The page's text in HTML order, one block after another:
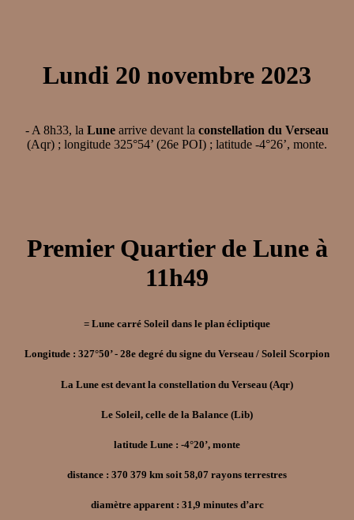
Lundi 20 novembre 2023
- A 8h33, la Lune arrive devant la constellation du Verseau
(Aqr) ; longitude 325°54’ (26e POI) ; latitude -4°26’, monte.
Premier Quartier de Lune à
11h49
= Lune carré Soleil dans le plan écliptique
Longitude : 327°50’ - 28e degré du signe du Verseau / Soleil Scorpion
La Lune est devant la constellation du Verseau (Aqr)
Le Soleil, celle de la Balance (Lib)
latitude Lune : -4°20’, monte
distance : 370 379 km soit 58,07 rayons terrestres
diamètre apparent : 31,9 minutes d’arc